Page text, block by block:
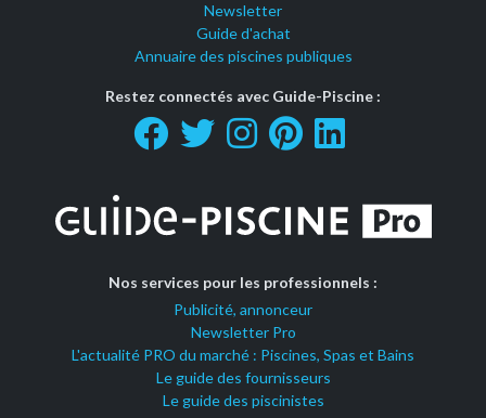
Newsletter
Guide d'achat
Annuaire des piscines publiques
Restez connectés avec Guide-Piscine :
Nos services pour les professionnels :
Publicité, annonceur
Newsletter Pro
L'actualité PRO du marché : Piscines, Spas et Bains
Le guide des fournisseurs
Le guide des piscinistes